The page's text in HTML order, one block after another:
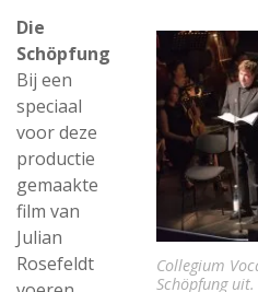
Collegium
Schöpfung
Die
Schöpfung
Bij een
speciaal
voor deze
productie
gemaakte
film van
Julian
Rosefeldt